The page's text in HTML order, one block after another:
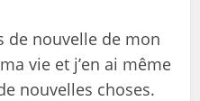
de nouvelle de mon
vie et j’en ai même
nouvelles choses.